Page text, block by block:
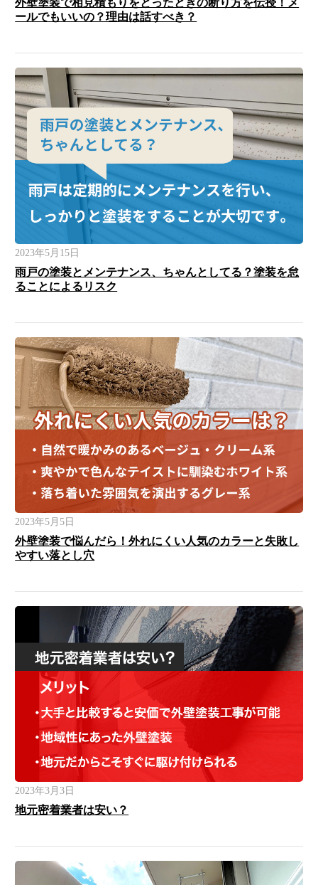
外壁塗装で相見積もりをとったときの断り方を伝授！メ
ールでもいいの？理由は話すべき？
2023年5月15日
雨戸の塗装とメンテナンス、ちゃんとしてる？塗装を怠
ることによるリスク
2023年5月5日
外壁塗装で悩んだら！外れにくい人気のカラーと失敗し
やすい落とし穴
2023年3月3日
地元密着業者は安い？